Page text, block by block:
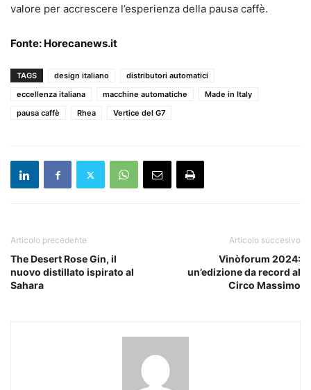
valore per accrescere l’esperienza della pausa caffè.
Fonte: Horecanews.it
TAGS design italiano
distributori automatici
eccellenza italiana
macchine automatiche
Made in Italy
pausa caffè
Rhea Vertice del G7
Articolo precedente
The Desert Rose Gin, il
nuovo distillato ispirato al
Sahara
Articolo succesivo
Vinòforum 2024:
un’edizione da record al
Circo Massimo